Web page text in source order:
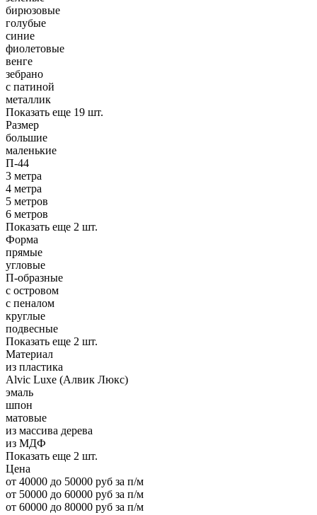
бирюзовые
голубые
синие
фиолетовые
венге
зебрано
с патиной
металлик
Показать еще 19 шт.
Размер
большие
маленькие
П-44
3 метра
4 метра
5 метров
6 метров
Показать еще 2 шт.
Форма
прямые
угловые
П-образные
с островом
с пеналом
круглые
подвесные
Показать еще 2 шт.
Материал
из пластика
Alvic Luxe (Алвик Люкс)
эмаль
шпон
матовые
из массива дерева
из МДФ
Показать еще 2 шт.
Цена
от 40000 до 50000 руб за п/м
от 50000 до 60000 руб за п/м
от 60000 до 80000 руб за п/м